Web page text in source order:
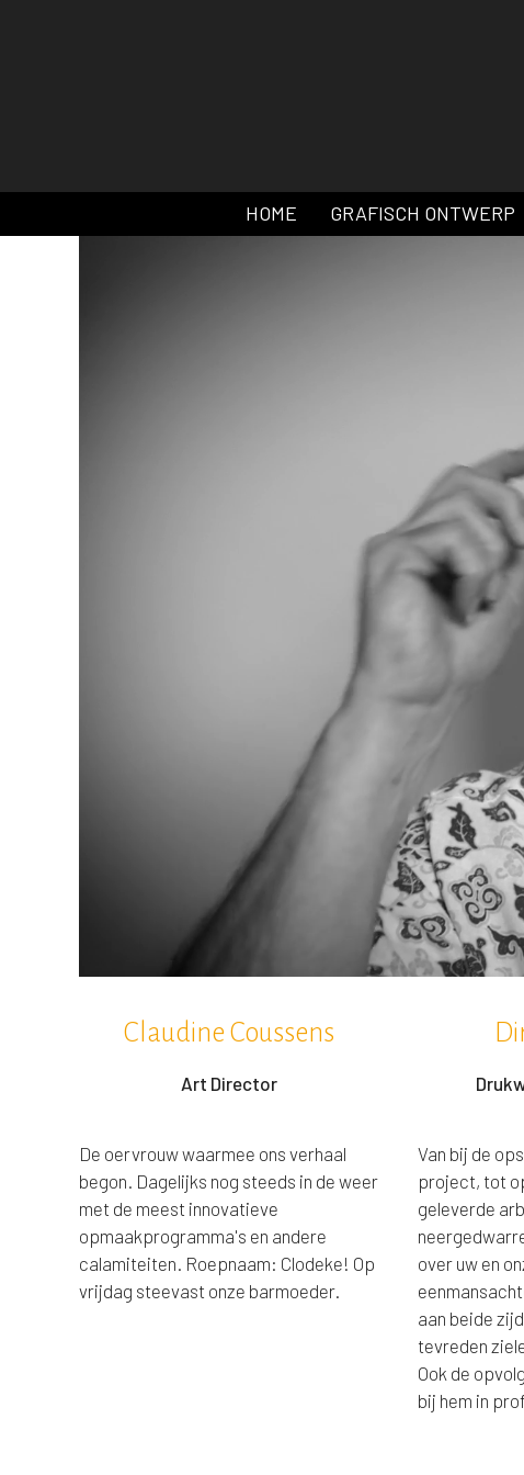
HOME GRAFISCH ONTWERP
Claudine Coussens
Art Director
De oervrouw waarmee ons verhaal
begon. Dagelijks nog steeds in de weer
met de meest innovatieve
opmaakprogramma's en andere
calamiteiten. Roepnaam: Clodeke! Op
vrijdag steevast onze barmoeder.
Van bij de
project, tot
geleverde
over uw en
aan beide
tevreden
Ook de
bij hem in